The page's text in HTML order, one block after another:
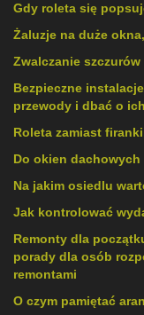
Gdy roleta się
Żaluzje na duże
Zwalczanie
Bezpieczne
przewody i dbać o
Roleta zamiast firanki
Do okien
Na jakim osiedlu
Jak kontrolować
Remonty dla
porady dla osób
remontami
O czym pamiętać